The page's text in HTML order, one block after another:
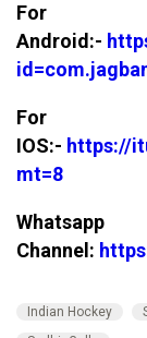
For
Android:-
For
IOS:- https://
mt=8
Whatsapp
Channel:
Indian Hockey